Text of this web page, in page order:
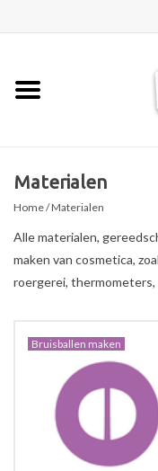
Verpakkingen
Materialen
Materialen
Home/ Materialen
Alle materialen,
maken van cosmetica,
roergerei, thermometers,
Bruisballen maken